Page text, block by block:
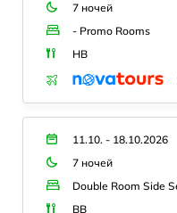
7 ночей
- Promo Rooms
HB
11.10. - 18.10.2026
7 ночей
Double Room Side
BB